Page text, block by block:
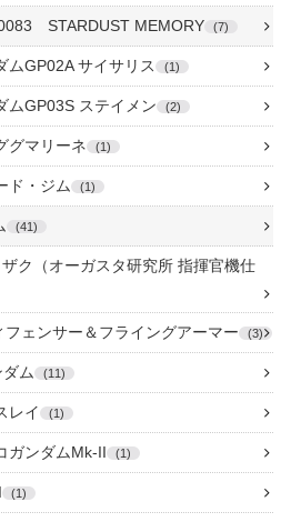
STARDUST MEMORY 7
ムGP02A サイサリス 1
ムGP03S ステイメン 2
グマリーネ 1
ド・ジム 1
41
ク（オーガスタ研究所 指揮官機仕
フェンサー＆フライングアーマー 3
ム 11
レイ 1
ガンダムMk-II 1
1